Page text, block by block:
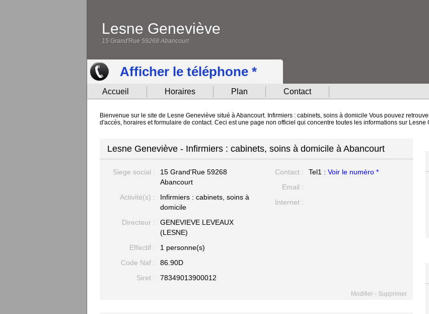
Lesne Geneviève
15 Grand'Rue 59268 Abancourt
Afficher le téléphone *
Accueil Horaires Plan Contact
Bienvenue sur le site de Lesne Geneviève situé à Abancourt. Infirmiers : cabinets, soins à domicile Vous pouvez
d'accès, horaires et formulaire de contact. Ceci est une page non officiel qui concentre toutes les informations sur
Lesne Geneviève - Infirmiers : cabinets, soins à domicile à Abancourt
Siege social : 15 Grand'Rue 59268
Abancourt
Activité(s) :
Infirmiers : cabinets, soins à
domicile
Directeur :
GENEVIEVE LEVEAUX
(LESNE)
Effectif :
1 personne(s)
Code Naf :
86.90D
Siret :
78349013900012
Contact : Tel1 : Voir le numéro *
Email :
Internet :
Modifier - Supprimer